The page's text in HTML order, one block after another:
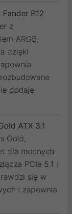
P12
z
ARGB,
dzięki
dodaje
ATX 3.1
Gold,
dla mocnych
PCIe 5.1 i
się w
i zapewnia